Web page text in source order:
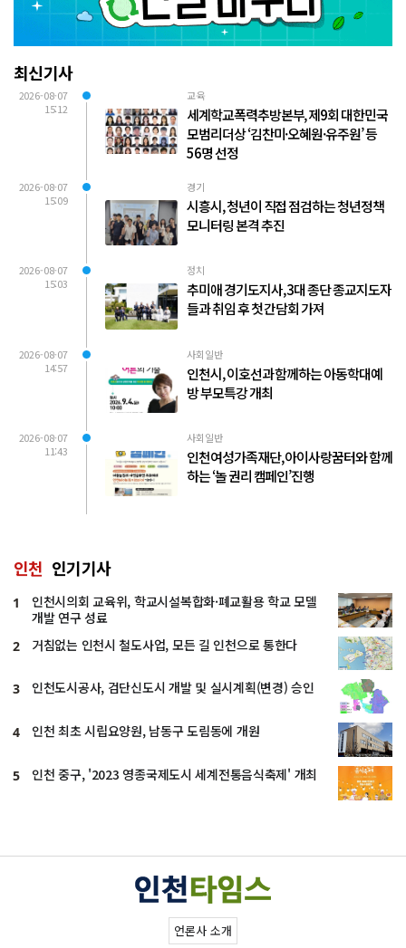
최신기사
2026-08-07
15:12
교육
세계학교폭력추방본부, 제9회 대한민국
모범리더상 ‘김찬미·오혜원·유주원’ 등
56명 선정
2026-08-07
15:09
경기
시흥시, 청년이 직접 점검하는 청년정책
모니터링 본격 추진
2026-08-07
15:03
정치
추미애 경기도지사, 3대 종단 종교지도자
들과 취임 후 첫 간담회 가져
2026-08-07
14:57
사회일반
인천시, 이호선과 함께하는 아동학대예
방 부모특강 개최
2026-08-07
11:43
사회일반
인천여성가족재단, 아이사랑꿈터와 함께
하는 ‘놀 권리 캠페인’진행
인천 인기기사
1
인천시의회 교육위, 학교시설복합화·폐교활용 학교 모델
개발 연구 성료
2 거침없는 인천시 철도사업, 모든 길 인천으로 통한다
3 인천도시공사, 검단신도시 개발 및 실시계획(변경) 승인
4 인천 최초 시립요양원, 남동구 도림동에 개원
5 인천 중구, '2023 영종국제도시 세계전통음식축제' 개최
언론사 소개